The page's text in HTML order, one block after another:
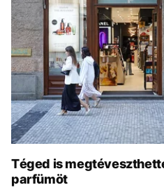
KÖZÉLET
ÉLETMÓD
BESZÉLGETÉSEK
VIDEÓ
GASZTRO
Téged is
parfümöt